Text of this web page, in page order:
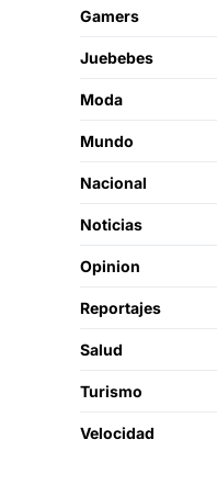
Gamers
Juebebes
Moda
Mundo
Nacional
Noticias
Opinion
Reportajes
Salud
Turismo
Velocidad